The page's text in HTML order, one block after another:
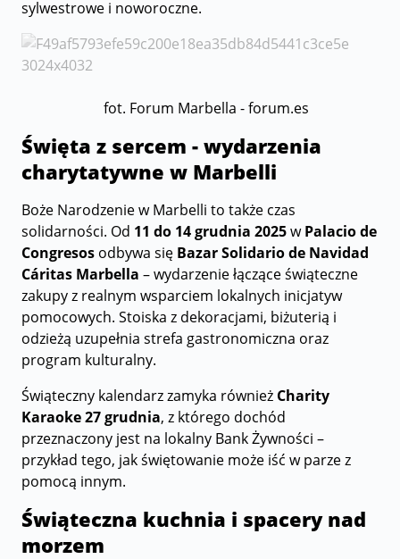
sylwestrowe i noworoczne.
fot. Forum Marbella - forum.es
Święta z sercem - wydarzenia
charytatywne w Marbelli
Boże Narodzenie w Marbelli to także czas
solidarności. Od 11 do 14 grudnia 2025wPalacio de
Congresos odbywa się Bazar Solidario de Navidad
Cáritas Marbella – wydarzenie łączące świąteczne
zakupy z realnym wsparciem lokalnych inicjatyw
pomocowych. Stoiska z dekoracjami, biżuterią i
odzieżą uzupełnia strefa gastronomiczna oraz
program kulturalny.
Świąteczny kalendarz zamyka również Charity
Karaoke 27 grudnia, z którego dochód
przeznaczony jest na lokalny Bank Żywności –
przykład tego, jak świętowanie może iść w parze z
pomocą innym.
Świąteczna kuchnia i spacery nad
morzem